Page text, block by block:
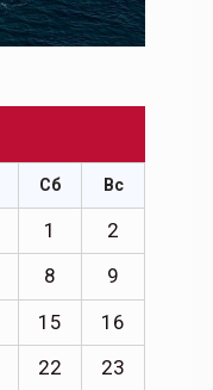
Сб Вс
1
2
8
9
15
16
22
23